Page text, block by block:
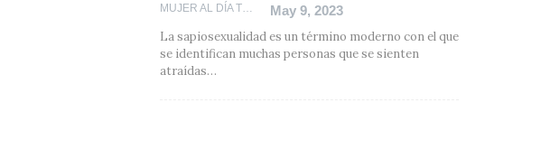
May 9, 2023
La sapiosexualidad es un término moderno con el que
se identifican muchas personas que se sienten
atraídas…